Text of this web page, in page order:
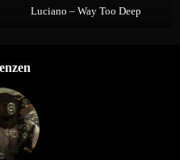
Luciano – Way Too Deep